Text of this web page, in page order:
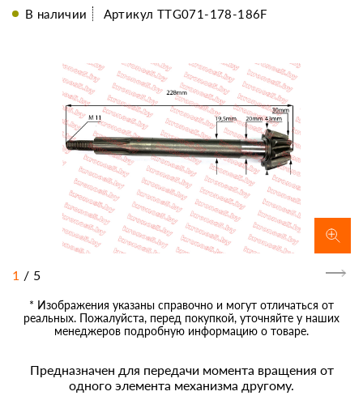
В наличии Артикул TTG071-178-186F
1 / 5
* Изображения указаны справочно и могут отличаться от
реальных. Пожалуйста, перед покупкой, уточняйте у наших
менеджеров подробную информацию о товаре.
Предназначен для передачи момента вращения от
одного элемента механизма другому.